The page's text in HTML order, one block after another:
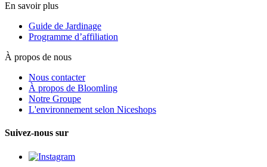
En savoir plus
Guide de Jardinage
Programme d’affiliation
À propos de nous
Nous contacter
À propos de Bloomling
Notre Groupe
L'environnement selon Niceshops
Suivez-nous sur